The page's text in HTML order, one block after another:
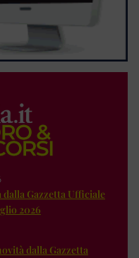
Gazzetta Ufficiale
2026
dalla Gazzetta